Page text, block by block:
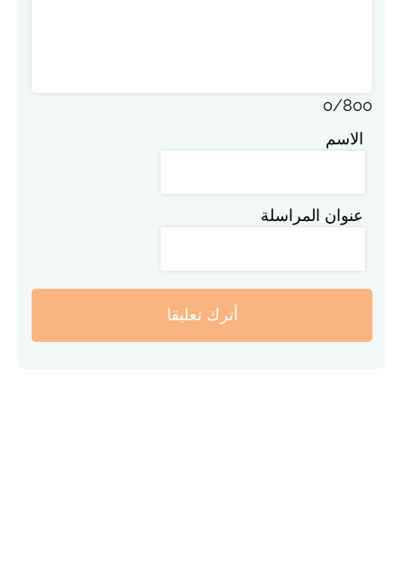
0/800
الاسم
عنوان المراسلة
أترك تعليقا